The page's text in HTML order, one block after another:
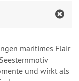
maritimes Flair
und wirkt als